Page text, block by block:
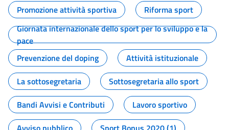
Promozione attività sportiva
Riforma sport
Giornata internazionale dello sport per lo sviluppo e la
pace
Prevenzione del doping
Attività istituzionale
La sottosegretaria
Sottosegretaria allo sport
Bandi Avvisi e Contributi
Lavoro sportivo